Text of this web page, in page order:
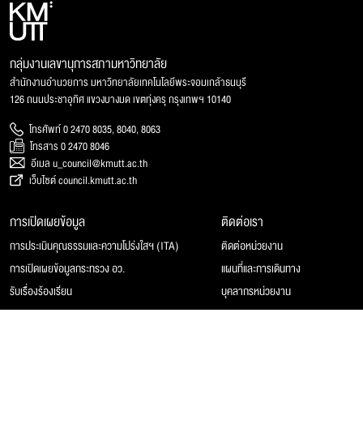
กลุ่มงานเลขานุการสภามหาวิทยาลัย
สำนักงานอำนวยการ มหาวิทยาลัยเทคโนโลยีพระจอมเกล้าธนบุรี
126 ถนนประชาอุทิศ แขวงบางมด เขตทุ่งครุ กรุงเทพฯ 10140
โทรศัพท์ 0 2470 8035, 8040, 8063
โทรสาร 0 2470 8046
อีเมล u_council@kmutt.ac.th
เว็บไซต์ council.kmutt.ac.th
การเปิดเผยข้อมูล
การประเมินคุณธรรมและความโปร่งใสฯ (ITA)
การเปิดเผยข้อมูลกระทรวง อว.
รับเรื่องร้องเรียน
ติดต่อเรา
ติดต่อหน่วยงาน
แผนที่และการเดินทาง
บุคลากรหน่วยงาน